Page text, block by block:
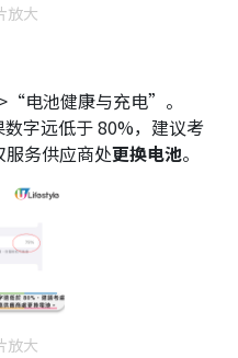
放大
池健康与充电”。
字远低于 80%，建议考
务供应商处更换电池。
放大